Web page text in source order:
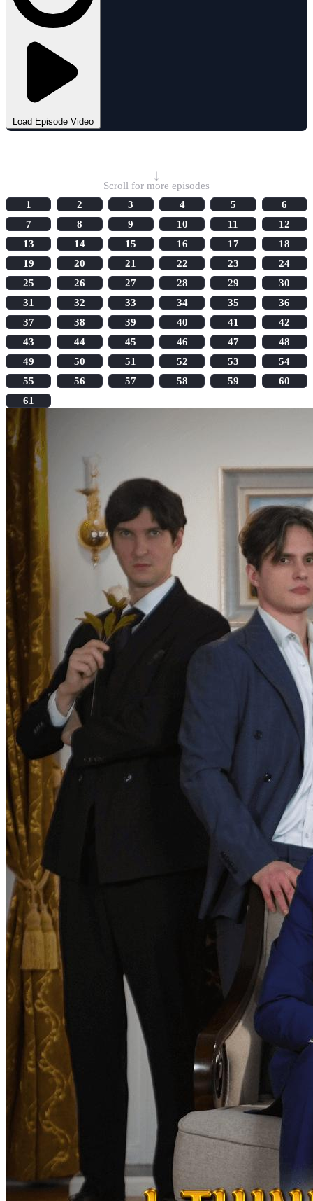
Load Episode Video
↓
Scroll for more episodes
1
2 3 4 5
6
7
8 9 10 11
12
13
14 15 16 17
18
19
20 21 22 23
24
25
26 27 28 29
30
31
32 33 34 35
36
37
38 39 40 41
42
43
44 45 46 47
48
49
50 51 52 53
54
55
56 57 58 59
60
61